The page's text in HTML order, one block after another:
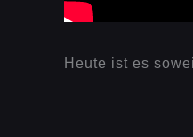
Heute ist es